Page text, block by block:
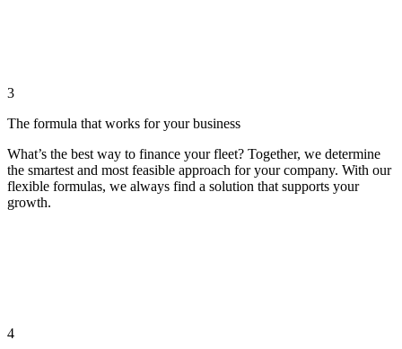
3
The formula that works for your business
What’s the best way to finance your fleet? Together, we determine
the smartest and most feasible approach for your company. With our
flexible formulas, we always find a solution that supports your
growth.
4